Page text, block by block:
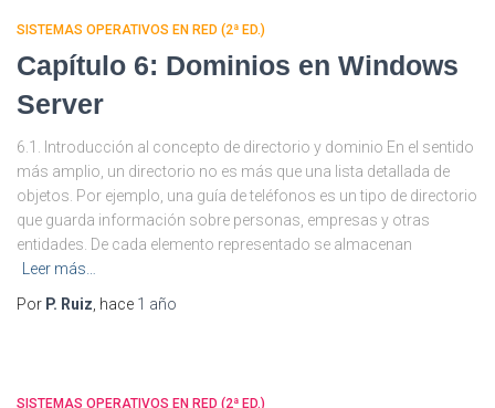
SISTEMAS OPERATIVOS EN RED (2ª ED.)
Capítulo 6: Dominios en Windows
Server
6.1. Introducción al concepto de directorio y dominio En el sentido
más amplio, un directorio no es más que una lista detallada de
objetos. Por ejemplo, una guía de teléfonos es un tipo de directorio
que guarda información sobre personas, empresas y otras
entidades. De cada elemento representado se almacenan
Leer más…
Por P. Ruiz , hace 1 año
SISTEMAS OPERATIVOS EN RED (2ª ED.)